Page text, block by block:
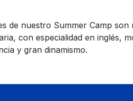
de nuestro Summer Camp
con especialidad en inglés,
y gran dinamismo.